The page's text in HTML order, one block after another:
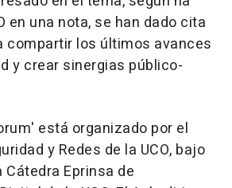
en una nota, se han dado cita
compartir los últimos avances
y crear sinergias público-
está organizado por el
y Redes de la UCO, bajo
Eprinsa de